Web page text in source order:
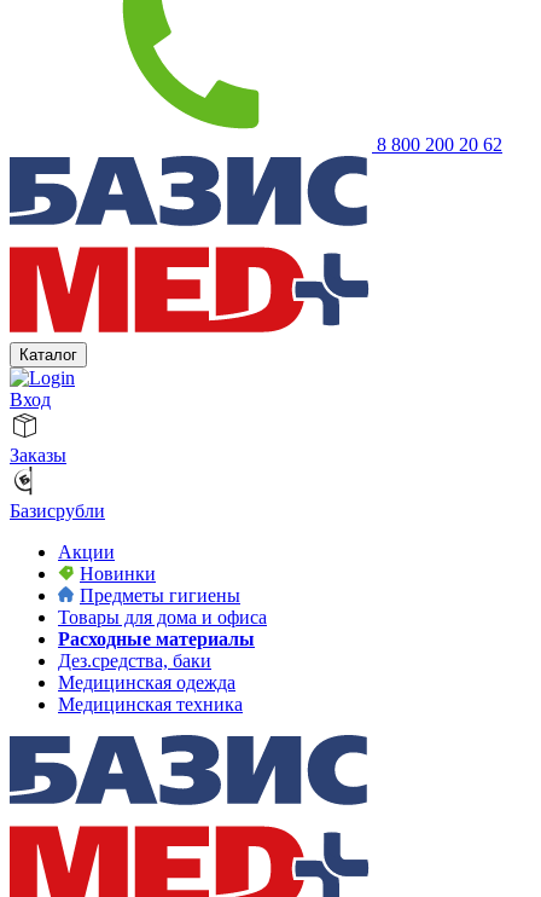
8 800 200 20 62
Каталог
Вход
Заказы
Базисрубли
Акции
Новинки
Предметы гигиены
Товары для дома и офиса
Расходные материалы
Дез.средства, баки
Медицинская одежда
Медицинская техника